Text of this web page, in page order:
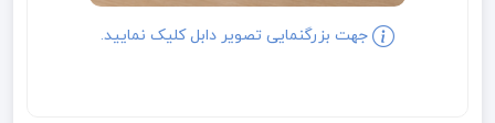
جهت بزرگنمایی تصویر دابل کلیک نمایید.